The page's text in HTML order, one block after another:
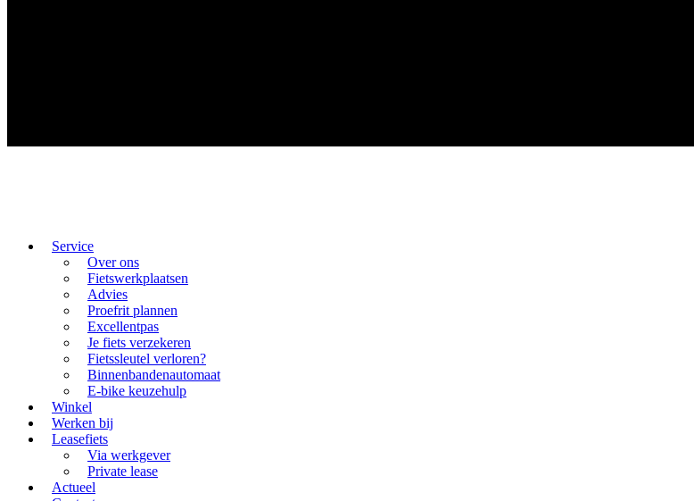
Service
Over ons
Fietswerkplaatsen
Advies
Proefrit plannen
Excellentpas
Je fiets verzekeren
Fietssleutel verloren?
Binnenbandenautomaat
E-bike keuzehulp
Winkel
Werken bij
Leasefiets
Via werkgever
Private lease
Actueel